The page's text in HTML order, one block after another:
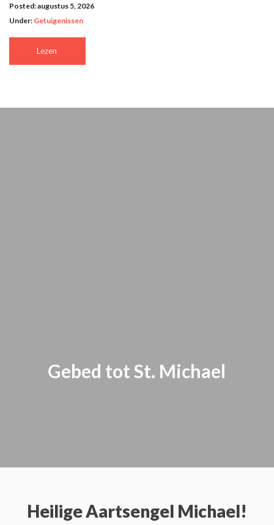
Posted: augustus 5, 2026
Under: Getuigenissen
Lezen
Gebed tot St. Michael
Heilige Aartsengel Michael!